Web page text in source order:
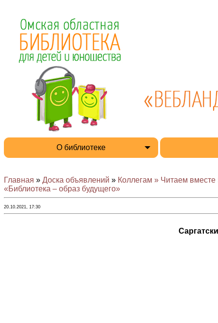
О библиотеке
Главная » Доска объявлений » Коллегам » Читаем
«Библиотека – образ будущего»
20.10.2021, 17:30